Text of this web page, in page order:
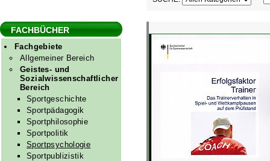
FACHBÜCHER
Fachgebiete
Allgemeiner Bereich
Geistes- und
Sozialwissenschaftlicher
Bereich
Sportgeschichte
Sportpädagogik
Sportphilosophie
Sportpolitik
Sportpsychologie
Sportpublizistik